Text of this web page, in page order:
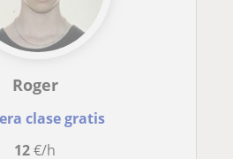
Roger
clase gratis
12€/h